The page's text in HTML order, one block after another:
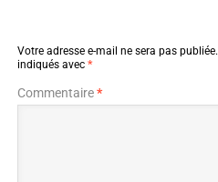
Votre adresse e-mail ne sera pas publiée.
indiqués avec *
Commentaire*